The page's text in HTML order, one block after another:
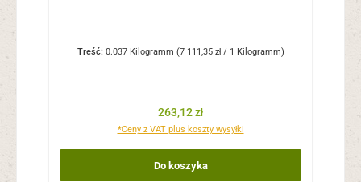
Treść: 0.037 Kilogramm (7 111,35 zł / 1 Kilogramm)
Cena regularna:
263,12 zł
*Ceny z VAT plus koszty wysyłki
Do koszyka